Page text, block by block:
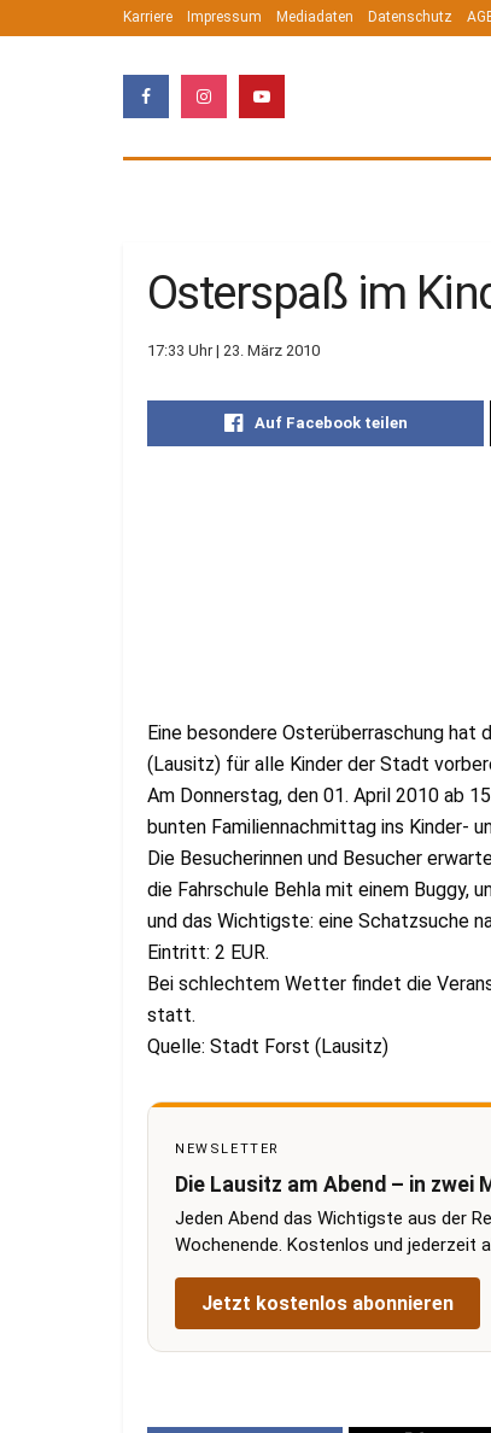
Karriere Impressum Mediadaten Datenschutz
Osterspaß im
17:33 Uhr | 23. März 2010
Auf Facebook teilen
Eine besondere Osterüberraschung
(Lausitz) für alle Kinder der Stadt
Am Donnerstag, den 01. April 2010 ab
bunten Familiennachmittag ins Kinder-
Die Besucherinnen und Besucher
die Fahrschule Behla mit einem Buggy,
und das Wichtigste: eine Schatzsuche
Eintritt: 2 EUR.
Bei schlechtem Wetter findet die
statt.
Quelle: Stadt Forst (Lausitz)
NEWSLETTER
Die Lausitz am Abend – in zwei
Jeden Abend das Wichtigste aus der
Wochenende. Kostenlos und jederzeit
Jetzt kostenlos abonnieren